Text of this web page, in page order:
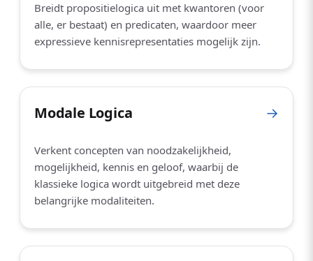
Breidt propositielogica uit met kwantoren (voor
alle, er bestaat) en predicaten, waardoor meer
expressieve kennisrepresentaties mogelijk zijn.
Modale Logica →
Verkent concepten van noodzakelijkheid,
mogelijkheid, kennis en geloof, waarbij de
klassieke logica wordt uitgebreid met deze
belangrijke modaliteiten.